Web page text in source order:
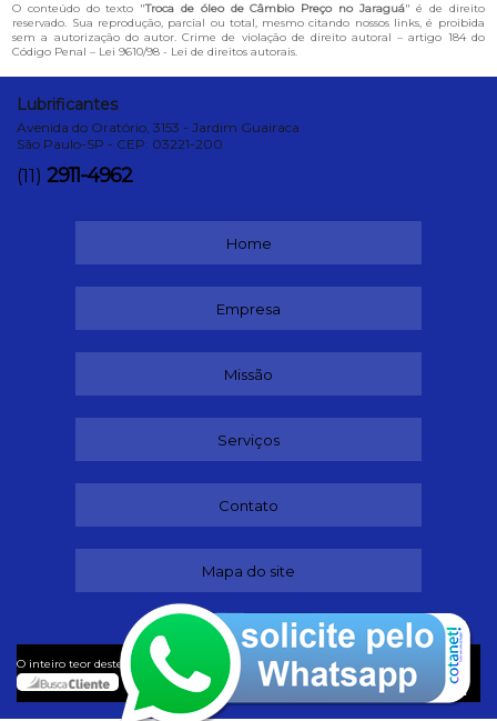
O conteúdo do texto "Troca de óleo de Câmbio Preço no Jaraguá" é de direito
reservado. Sua reprodução, parcial ou total, mesmo citando nossos links, é proibida
sem a autorização do autor. Crime de violação de direito autoral – artigo 184 do
Código Penal – Lei 9610/98 - Lei de direitos autorais.
Lubrificantes
Avenida do Oratório, 3153 - Jardim Guairaca
São Paulo-SP - CEP: 03221-200
(11) 2911-4962
Home
Empresa
Missão
Serviços
Contato
Mapa do site
O inteiro teor deste site está sujeito à proteção de direitos autorais. Copyright
Lubrificantes (Lei 9610 de 19/02/1998)